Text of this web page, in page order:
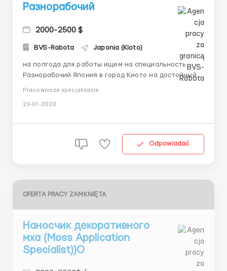
Разнорабочий
2000-2500 $
BVS-Rabota Japonia (Kioto)
на полгода для работы ищем на специальность
Разнорабочий Япония в город Киото на достойный
сотрудник, без знания японский, с желанием
Pracownicze specjalizacje
23-01-2020
Odpowiadać
OFERTA PRACY ZAMKNIĘTA
Наносчик декоративного
мха (Moss Application
Specialist))О